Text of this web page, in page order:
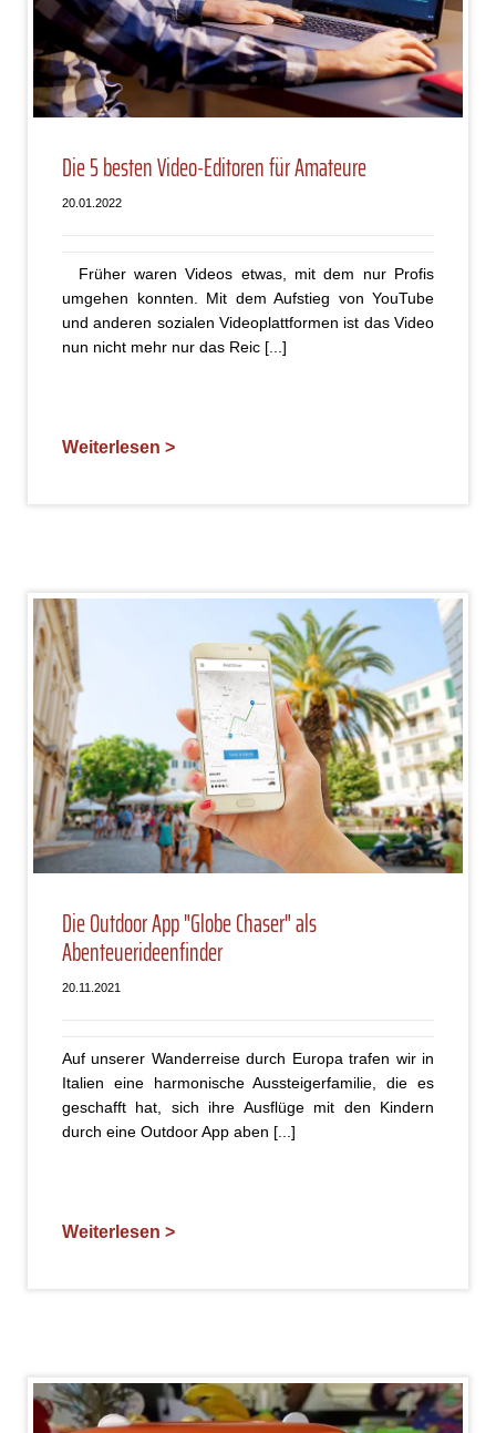
Die 5 besten Video-Editoren für Amateure
20.01.2022
Früher waren Videos etwas, mit dem nur Profis
umgehen konnten. Mit dem Aufstieg von YouTube
und anderen sozialen Videoplattformen ist das Video
nun nicht mehr nur das Reic [...]
Weiterlesen >
Die Outdoor App "Globe Chaser" als
Abenteuerideenfinder
20.11.2021
Auf unserer Wanderreise durch Europa trafen wir in
Italien eine harmonische Aussteigerfamilie, die es
geschafft hat, sich ihre Ausflüge mit den Kindern
durch eine Outdoor App aben [...]
Weiterlesen >